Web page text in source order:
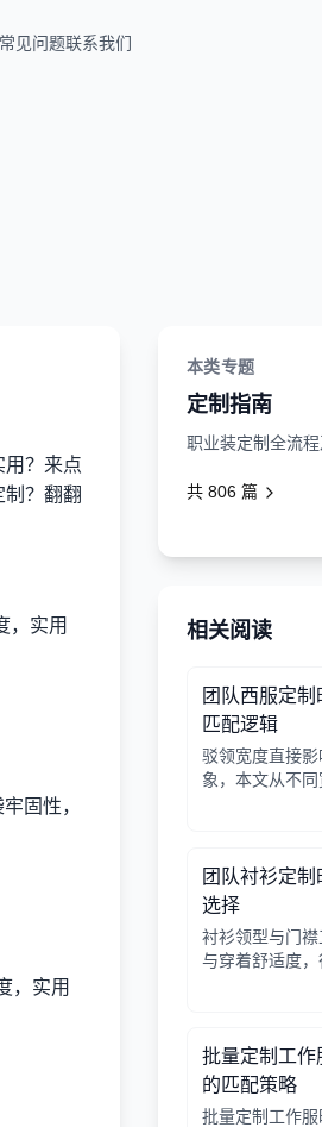
常见问题联系我们
用？来点
？翻翻
，实用
固性，
，实用
本类专题
定制指南
职业装定制全流
共 806 篇
相关阅读
团队西服定
匹配逻辑
驳领宽度直接
象，本文从不同
团队衬衫定
选择
衬衫领型与门
与穿着舒适度，
批量定制工作
的匹配策略
批量定制工作